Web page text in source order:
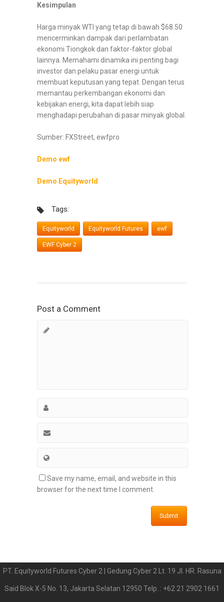
Kesimpulan
Harga minyak WTI yang tetap di bawah $68.50
mencerminkan dampak dari perlambatan
ekonomi Tiongkok dan faktor-faktor global
lainnya. Memahami dinamika ini penting bagi
investor dan pelaku pasar energi untuk
membuat keputusan yang tepat. Dengan terus
memantau perkembangan ekonomi dan
kebijakan energi, kita dapat lebih siap
menghadapi perubahan di pasar minyak global.
Sumber: FXStreet, ewfpro
Demo ewf
Demo Equityworld
Tags:
Equityworld Equityworld Futures ewf
EWF Cyber 2
Post a Comment
Save my name, email, and website in this
browser for the next time I comment.
PT. Equityworld Futures Cyber 2 | Gedung Cyber 2 Lt. 19 Jl. HR. Rasuna
Said Blok X-5 No. 13, Jakarta Selatan 12950 Telp. : +62 21 2902 1661